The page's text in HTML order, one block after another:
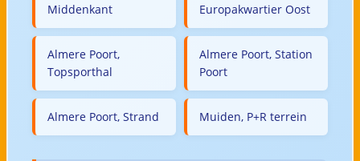
Middenkant
Europakwartier Oost
Almere Poort,
Topsporthal
Almere Poort, Station
Poort
Almere Poort, Strand Muiden, P+R terrein